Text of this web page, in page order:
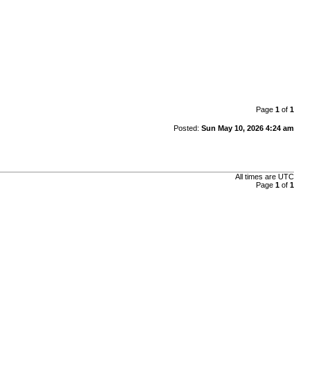
Page 1of 1
Posted: Sun May 10, 2026 4:24 am
All times are UTC
Page 1of 1